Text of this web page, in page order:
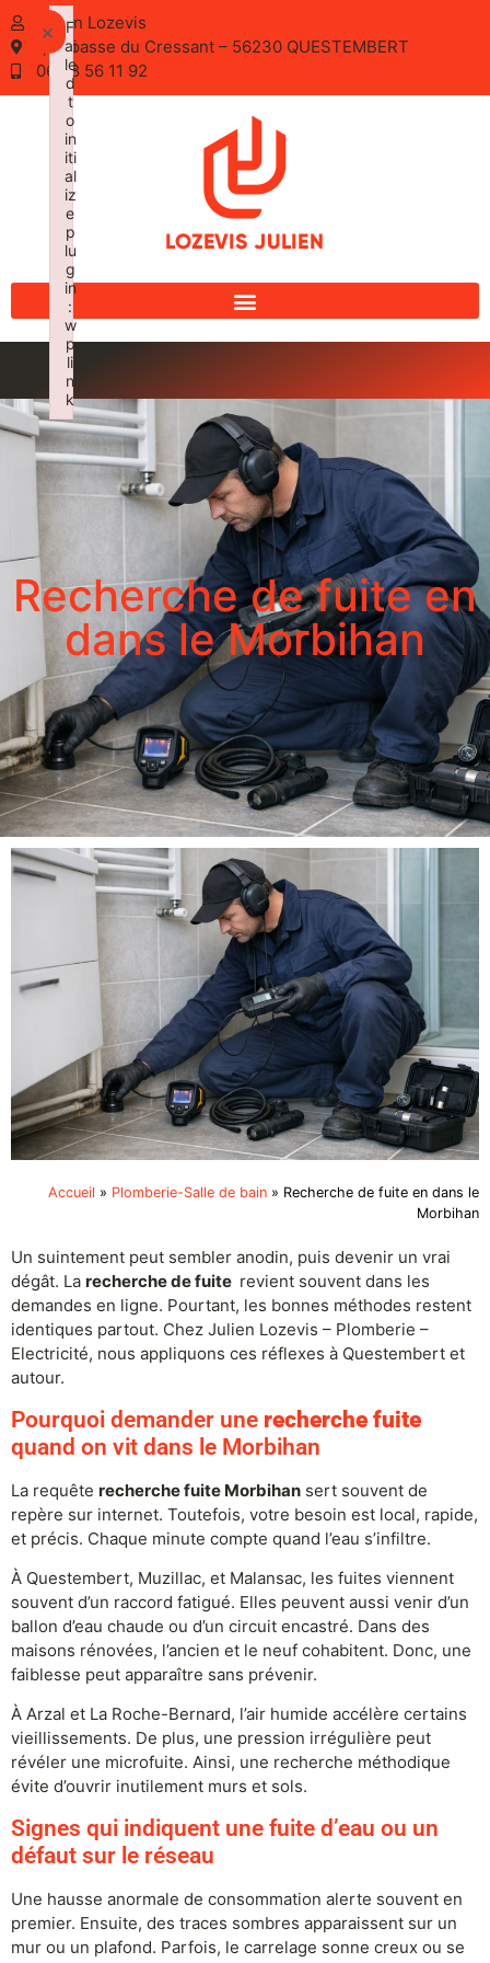
Julien Lozevis
1, Impasse du Cressant – 56230 QUESTEMBERT
06 28 56 11 92
Recherche de fuite en
dans le Morbihan
Accueil » Plomberie-Salle de bain » Recherche de fuite en dans le
Morbihan
Un suintement peut sembler anodin, puis devenir un vrai
dégât. La recherche de fuite revient souvent dans les
demandes en ligne. Pourtant, les bonnes méthodes restent
identiques partout. Chez Julien Lozevis – Plomberie –
Electricité, nous appliquons ces réflexes à Questembert et
autour.
Pourquoi demander une recherche fuite
quand on vit dans le Morbihan
La requête recherche fuite Morbihan sert souvent de
repère sur internet. Toutefois, votre besoin est local, rapide,
et précis. Chaque minute compte quand l’eau s’infiltre.
À Questembert, Muzillac, et Malansac, les fuites viennent
souvent d’un raccord fatigué. Elles peuvent aussi venir d’un
ballon d’eau chaude ou d’un circuit encastré. Dans des
maisons rénovées, l’ancien et le neuf cohabitent. Donc, une
faiblesse peut apparaître sans prévenir.
À Arzal et La Roche-Bernard, l’air humide accélère certains
vieillissements. De plus, une pression irrégulière peut
révéler une microfuite. Ainsi, une recherche méthodique
évite d’ouvrir inutilement murs et sols.
Signes qui indiquent une fuite d’eau ou un
défaut sur le réseau
Une hausse anormale de consommation alerte souvent en
premier. Ensuite, des traces sombres apparaissent sur un
mur ou un plafond. Parfois, le carrelage sonne creux ou se
F
ai
le
d
t
o
in
iti
al
iz
e
p
lu
g
in
:
w
p
li
n
k
×
Failed to initialize plugin: wplink